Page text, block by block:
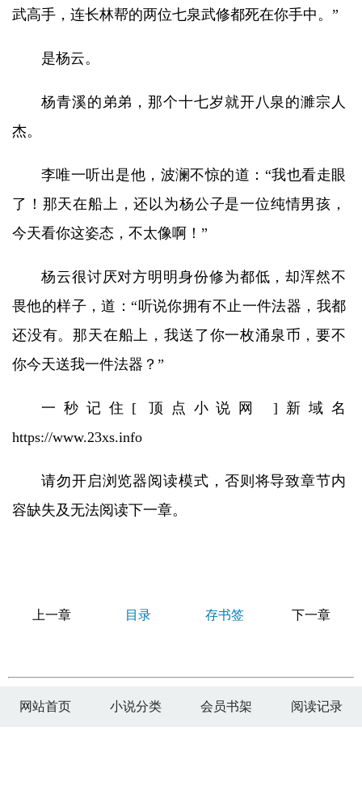
武高手，连长林帮的两位七泉武修都死在你手中。”
是杨云。
杨青溪的弟弟，那个十七岁就开八泉的濉宗人
杰。
李唯一听出是他，波澜不惊的道：“我也看走眼
了！那天在船上，还以为杨公子是一位纯情男孩，
今天看你这姿态，不太像啊！”
杨云很讨厌对方明明身份修为都低，却浑然不
畏他的样子，道：“听说你拥有不止一件法器，我都
还没有。那天在船上，我送了你一枚涌泉币，要不
你今天送我一件法器？”
一秒记住[ 顶点小说网 ]新域名
https://www.23xs.info
请勿开启浏览器阅读模式，否则将导致章节内
容缺失及无法阅读下一章。
上一章 目录 存书签 下一章
网站首页 小说分类 会员书架 阅读记录